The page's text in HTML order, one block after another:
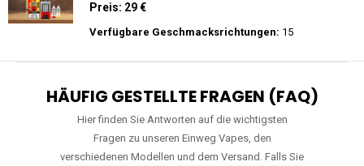
Preis: 29 €
Verfügbare Geschmacksrichtungen: 15
HÄUFIG GESTELLTE FRAGEN (FAQ)
Hier finden Sie Antworten auf die wichtigsten
Fragen zu unseren Einweg Vapes, den
verschiedenen Modellen und dem Versand. Falls Sie